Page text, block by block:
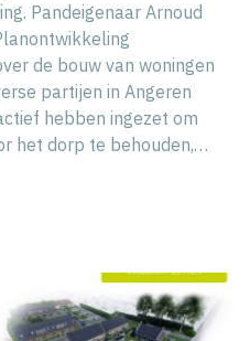
Pandeigenaar Arnoud
de bouw van woningen
partijen in Angeren
hebben ingezet om
het dorp te behouden,…